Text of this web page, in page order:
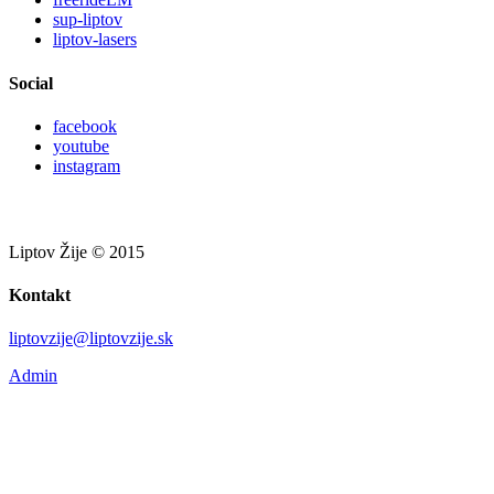
sup-liptov
liptov-lasers
Social
facebook
youtube
instagram
Liptov Žije © 2015
Kontakt
liptovzije@liptovzije.sk
Admin